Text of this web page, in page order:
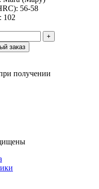
56-58
102
+
заказ
получении